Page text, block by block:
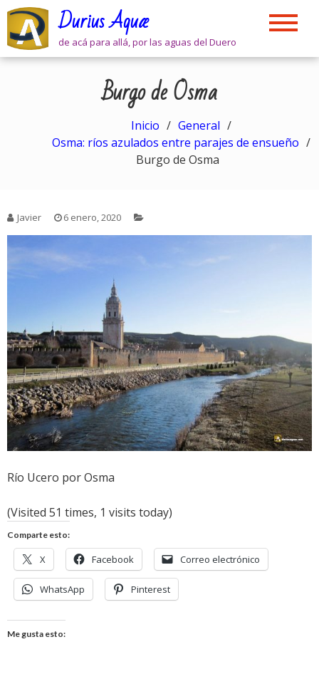
Skip
content
Durius Aquæ
de acá para allá, por las aguas del Duero
Burgo de Osma
Inicio
General
Osma: ríos azulados entre parajes de ensueño
Burgo de Osma
Javier 6 enero, 2020
Río Ucero por Osma
(Visited 51 times, 1 visits today)
Comparte esto:
X Facebook Correo electrónico
WhatsApp Pinterest
Me gusta esto: